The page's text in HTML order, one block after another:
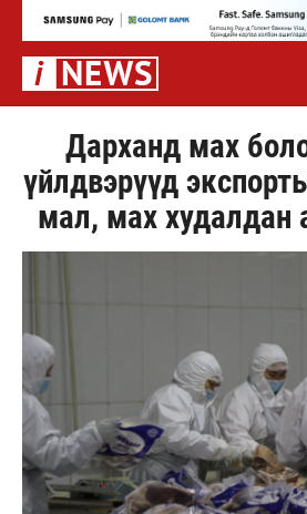
Дарханд мах
үйлдвэрүүд
мал, мах худалдан